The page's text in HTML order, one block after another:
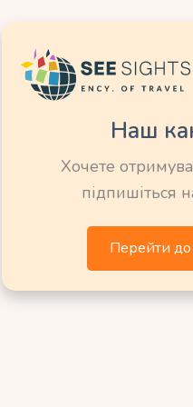
Убуда, від скель
вибір місць
ритуали та традиції
включити
богам.
Наш
Хочете
підпишіться
Перейти до